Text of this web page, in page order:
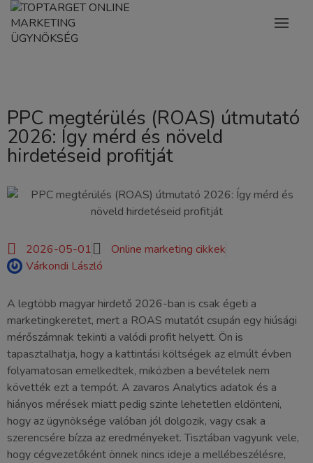
PPC megtérülés (ROAS) útmutató
2026: Így mérd és növeld
hirdetéseid profitját
2026-05-01
Online marketing cikkek
Várkondi László
A legtöbb magyar hirdető 2026-ban is csak égeti a
marketingkeretet, mert a ROAS mutatót csupán egy hiúsági
mérőszámnak tekinti a valódi profit helyett. Ön is
tapasztalhatja, hogy a kattintási költségek az elmúlt évben
folyamatosan emelkedtek, miközben a bevételek nem
követték ezt a tempót. A zavaros Analytics adatok és a
hiányos mérések miatt pedig szinte lehetetlen eldönteni,
hogy az ügynöksége valóban jól dolgozik, vagy csak a
szerencsére bízza az eredményeket. Tisztában vagyunk vele,
hogy cégvezetőként önnek nincs ideje a mellébeszélésre,